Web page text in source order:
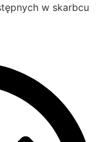
w skarbcu